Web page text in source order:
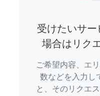
受けたいサ
場合はリク
ご希望内容、エ
数などを入力し
と、そのリクエ